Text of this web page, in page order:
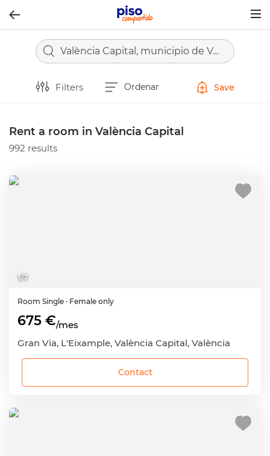
València Capital, municipio de València
Filters Ordenar Save
Rent a room in València Capital
992 results
1/7
Room Single · Female only
675 €/mes
Gran Via, L'Eixample, València Capital, València
Contact